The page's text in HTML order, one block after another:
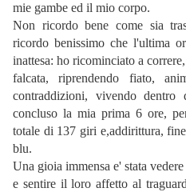
mie gambe ed il mio corpo.
Non ricordo bene come sia
ricordo benissimo che l'ultima
inattesa: ho ricominciato a
falcata, riprendendo fiato,
contraddizioni, vivendo
concluso la mia prima 6 ore,
totale di 137 giri e,addirittura,
blu.
Una gioia immensa e' stata
e sentire il loro affetto al